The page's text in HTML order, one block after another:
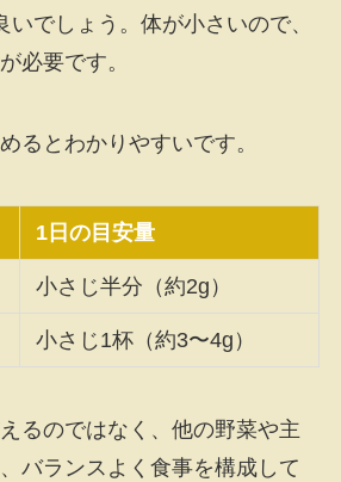
いでしょう。体が小さいので、
必要です。
るとわかりやすいです。
1日の目安量
小さじ半分（約2g）
小さじ1杯（約3〜4g）
るのではなく、他の野菜や主
バランスよく食事を構成して